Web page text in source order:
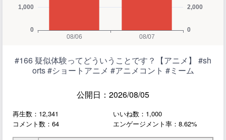
#166 疑似体験ってどういうことです？【アニメ】 #sh
orts #ショートアニメ #アニメコント #ミーム
公開日：2026/08/05
再生数：12,341
いいね数：1,000
コメント数：64
エンゲージメント率：8.62%